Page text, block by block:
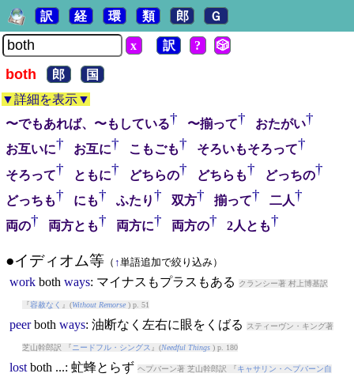
訳 経 環 類 郎 Ｇ
x 訳 ? 🎲
both 郎
国
▼詳細を表示▼
〜でもあれば、〜もしている† 〜揃って† おたがい†
お互いに† お互に† こもごも† そろいもそろって†
そろって† ともに† どちらの† どちらも† どっちの†
どっちも† にも† ふたり† 双方† 揃って† 二人†
両の† 両方とも† 両方に† 両方の† 2人とも†
●イディオム等（ ↑単語追加で絞り込み）
work both ways: マイナスもプラスもある クランシー著 村上博基訳
『容赦なく 』(Without Remorse) p. 51
peer both ways: 油断なく左右に眼をくばる スティーヴン・キング著
芝山幹郎訳 『 ニードフル・シングス 』(Needful Things) p. 180
lost both...: 虻蜂とらず ヘプバーン著 芝山幹郎訳 『 キャサリン・ヘプバーン自